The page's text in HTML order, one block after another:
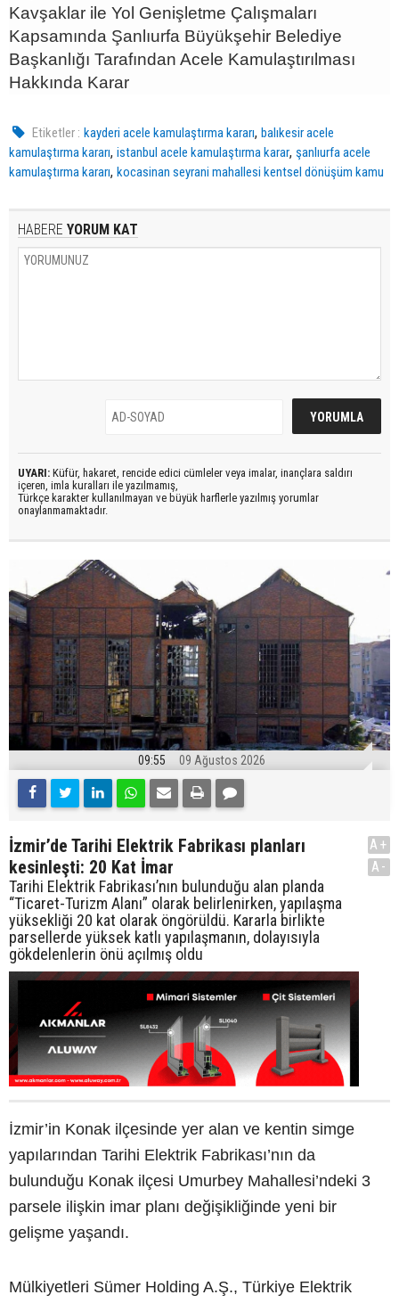
Kavşaklar ile Yol Genişletme Çalışmaları
Kapsamında Şanlıurfa Büyükşehir Belediye
Başkanlığı Tarafından Acele Kamulaştırılması
Hakkında Karar
Etiketler : kayderi acele kamulaştırma kararı,balıkesir acele
kamulaştırma kararı, istanbul acele kamulaştırma karar, şanlıurfa acele
kamulaştırma kararı, kocasinan seyrani mahallesi kentsel dönüşüm kamu
HABERE YORUM KAT
UYARI: Küfür, hakaret, rencide edici cümleler veya imalar, inançlara saldırı
içeren, imla kuralları ile yazılmamış,
Türkçe karakter kullanılmayan ve büyük harflerle yazılmış yorumlar
onaylanmamaktadır.
09:55 09 Ağustos 2026
İzmir’de Tarihi Elektrik Fabrikası planları
kesinleşti: 20 Kat İmar
Tarihi Elektrik Fabrikası’nın bulunduğu alan planda
“Ticaret-Turizm Alanı” olarak belirlenirken, yapılaşma
yüksekliği 20 kat olarak öngörüldü. Kararla birlikte
parsellerde yüksek katlı yapılaşmanın, dolayısıyla
gökdelenlerin önü açılmış oldu
A+
A-
İzmir’in Konak ilçesinde yer alan ve kentin simge
yapılarından Tarihi Elektrik Fabrikası’nın da
bulunduğu Konak ilçesi Umurbey Mahallesi’ndeki 3
parsele ilişkin imar planı değişikliğinde yeni bir
gelişme yaşandı.
Mülkiyetleri Sümer Holding A.Ş., Türkiye Elektrik